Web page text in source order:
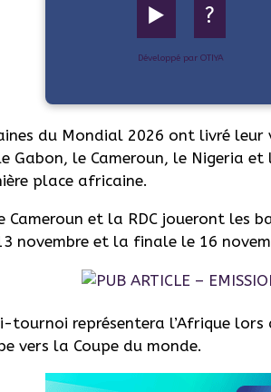
▶️ ?
Développé par OTIYA
du Mondial 2026 ont livré
Gabon, le Cameroun, le Nigeria
place africaine.
Cameroun et la RDC joueront les
novembre et la finale le 16
tournoi représentera l’Afrique
vers la Coupe du monde.